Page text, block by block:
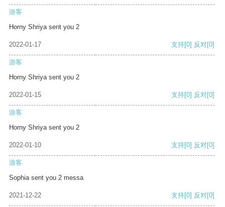
游客
Horny Shriya sent you 2
2022-01-17 支持[0] 反对[0]
游客
Horny Shriya sent you 2
2022-01-15 支持[0] 反对[0]
游客
Horny Shriya sent you 2
2022-01-10 支持[0] 反对[0]
游客
Sophia sent you 2 messa
2021-12-22 支持[0] 反对[0]